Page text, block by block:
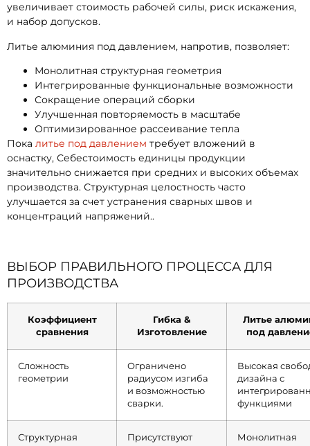
увеличивает стоимость рабочей силы, риск искажения,
и набор допусков.
Литье алюминия под давлением, напротив, позволяет:
Монолитная структурная геометрия
Интегрированные функциональные возможности
Сокращение операций сборки
Улучшенная повторяемость в масштабе
Оптимизированное рассеивание тепла
Пока литье под давлением требует вложений в
оснастку, Себестоимость единицы продукции
значительно снижается при средних и высоких объемах
производства. Структурная целостность часто
улучшается за счет устранения сварных швов и
концентраций напряжений..
ВЫБОР ПРАВИЛЬНОГО ПРОЦЕССА ДЛЯ
ПРОИЗВОДСТВА
Коэффициент
сравнения
Гибка &
Изготовление
Литье
под
Сложность
геометрии
Ограничено
радиусом изгиба
и возможностью
сварки.
Высокая
дизайна с
функциями
Структурная
Присутствуют
Монолитная